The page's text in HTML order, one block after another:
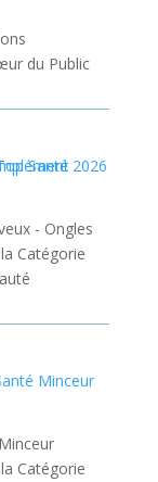
du Public
- Ongles
Catégorie
Catégorie